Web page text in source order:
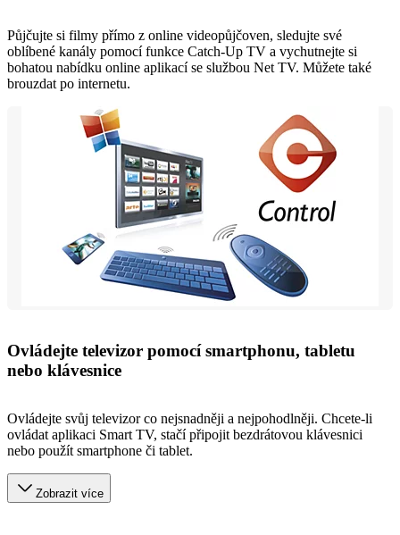
Půjčujte si filmy přímo z online videopůjčoven, sledujte své
oblíbené kanály pomocí funkce Catch-Up TV a vychutnejte si
bohatou nabídku online aplikací se službou Net TV. Můžete také
brouzdat po internetu.
Ovládejte televizor pomocí smartphonu, tabletu
nebo klávesnice
Ovládejte svůj televizor co nejsnadněji a nejpohodlněji. Chcete-li
ovládat aplikaci Smart TV, stačí připojit bezdrátovou klávesnici
nebo použít smartphone či tablet.
Zobrazit více